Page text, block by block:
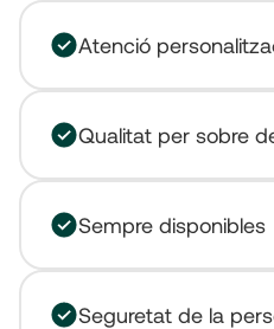
Atenció
Qualitat per sobre
Sempre disponibles
Seguretat de la